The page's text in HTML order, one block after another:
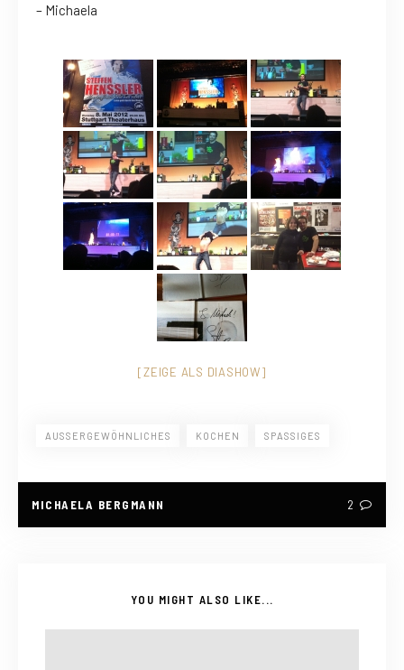
– Michaela
[ZEIGE ALS DIASHOW]
AUSSERGEWÖHNLICHES KOCHEN SPASSIGES
MICHAELA BERGMANN 2
YOU MIGHT ALSO LIKE...